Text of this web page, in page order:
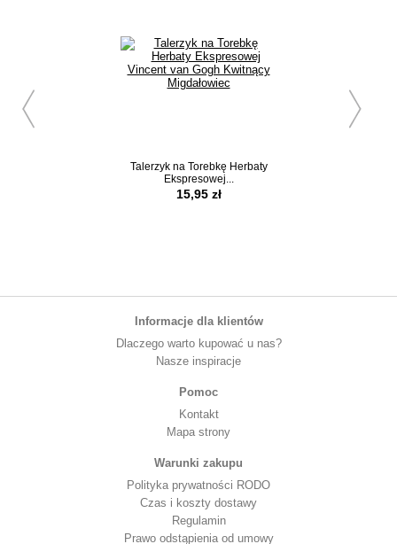
Talerzyk na Torebkę Herbaty
Ekspresowej...
15,95 zł
Informacje dla klientów
Dlaczego warto kupować u nas?
Nasze inspiracje
Pomoc
Kontakt
Mapa strony
Warunki zakupu
Polityka prywatności RODO
Czas i koszty dostawy
Regulamin
Prawo odstąpienia od umowy